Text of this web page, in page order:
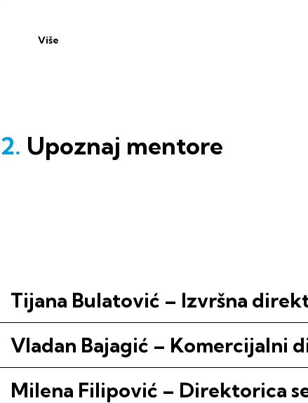
Više
2. Upoznaj mentore
Tijana Bulatović – Izvršna
Vladan Bajagić – Komercijalni
Milena Filipović – Direktorica